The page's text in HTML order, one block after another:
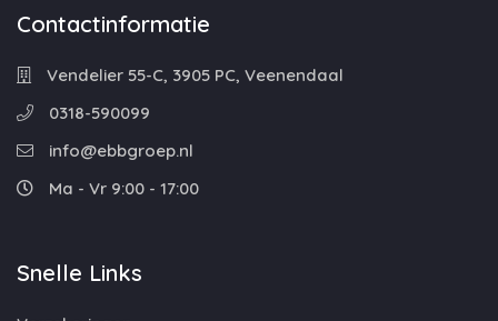
Contactinformatie
Vendelier 55-C, 3905 PC, Veenendaal
0318-590099
info@ebbgroep.nl
Ma - Vr 9:00 - 17:00
Snelle Links